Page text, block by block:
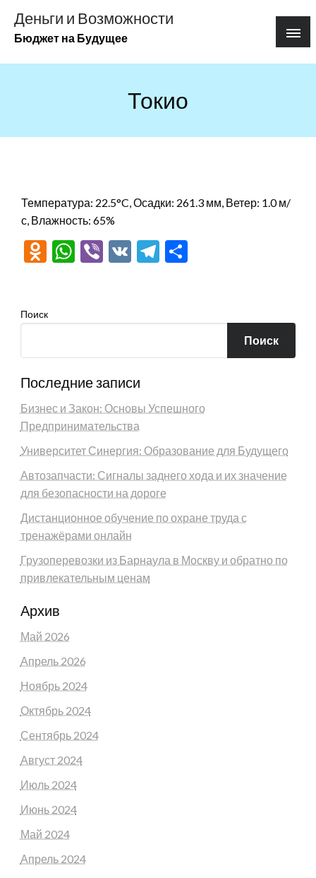
содержимому
Деньги и Возможности
Бюджет на Будущее
Токио
Температура: 22.5°C, Осадки: 261.3 мм, Ветер: 1.0 м/
с, Влажность: 65%
Odnoklassniki
WhatsApp
Viber
VK Telegram
Поиск
Поиск
Последние записи
Бизнес и Закон: Основы Успешного
Предпринимательства
Университет Синергия: Образование для Будущего
Автозапчасти: Сигналы заднего хода и их значение
для безопасности на дороге
Дистанционное обучение по охране труда с
тренажёрами онлайн
Грузоперевозки из Барнаула в Москву и обратно по
привлекательным ценам
Архив
Май 2026
Апрель 2026
Ноябрь 2024
Октябрь 2024
Сентябрь 2024
Август 2024
Июль 2024
Июнь 2024
Май 2024
Апрель 2024